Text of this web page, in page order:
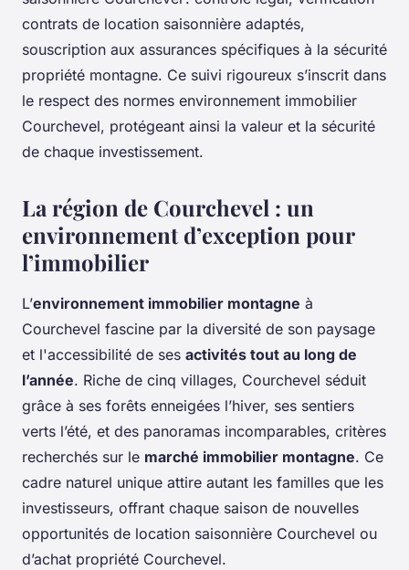
contrats de location saisonnière adaptés,
souscription aux assurances spécifiques à la sécurité
propriété montagne. Ce suivi rigoureux s’inscrit dans
le respect des normes environnement immobilier
Courchevel, protégeant ainsi la valeur et la sécurité
de chaque investissement.
La région de Courchevel : un
environnement d’exception pour
l’immobilier
L’environnement immobilier montagne à
Courchevel fascine par la diversité de son paysage
et l'accessibilité de ses activités tout au long de
l’année. Riche de cinq villages, Courchevel séduit
grâce à ses forêts enneigées l’hiver, ses sentiers
verts l’été, et des panoramas incomparables, critères
recherchés sur le marché immobilier montagne. Ce
cadre naturel unique attire autant les familles que les
investisseurs, offrant chaque saison de nouvelles
opportunités de location saisonnière Courchevel ou
d’achat propriété Courchevel.